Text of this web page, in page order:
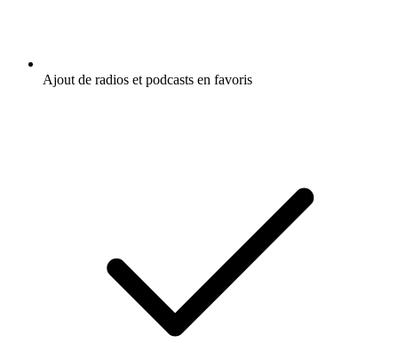
Ajout de radios et podcasts en favoris